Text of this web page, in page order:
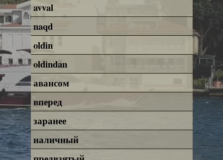
avval
naqd
oldin
oldindan
авансом
вперед
заранее
наличный